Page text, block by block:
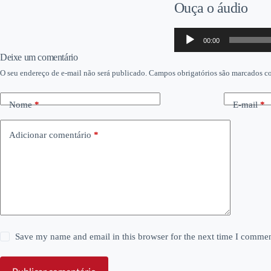
Ouça o áudio
Tocador
áudio
00:00
Deixe um comentário
O seu endereço de e-mail não será publicado. Campos obrigatórios são marcados
Nome* E-mail*
Adicionar comentário *
Save my name and email in this browser for the next time I